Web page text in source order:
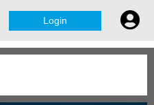
Login